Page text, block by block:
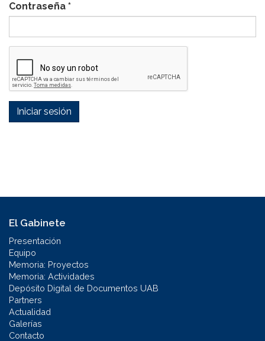
Contraseña *
Iniciar sesión
El Gabinete
Presentación
Equipo
Memoria: Proyectos
Memoria: Actividades
Depósito Digital de Documentos UAB
Partners
Actualidad
Galerías
Contacto